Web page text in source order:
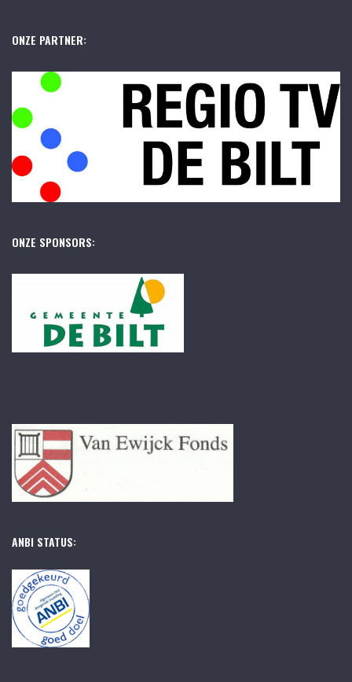
ONZE PARTNER:
ONZE SPONSORS:
ANBI STATUS: